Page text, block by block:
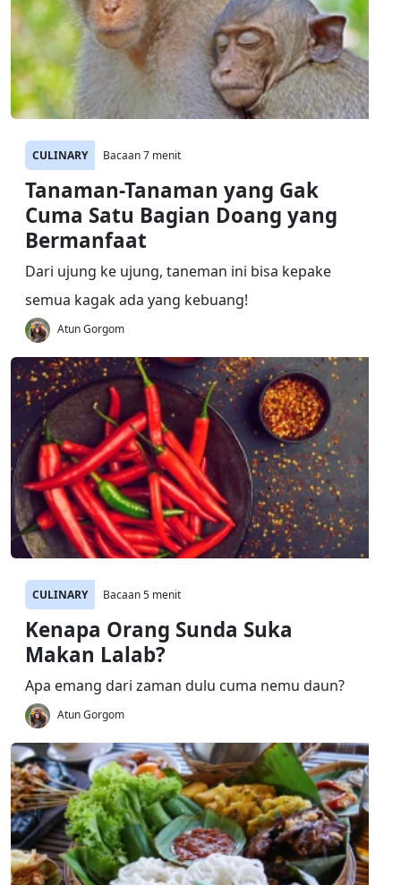
CULINARY Bacaan 7 menit
Tanaman-Tanaman yang Gak
Cuma Satu Bagian Doang yang
Bermanfaat
Dari ujung ke ujung, taneman ini bisa kepake
semua kagak ada yang kebuang!
Atun Gorgom
CULINARY Bacaan 5 menit
Kenapa Orang Sunda Suka
Makan Lalab?
Apa emang dari zaman dulu cuma nemu daun?
Atun Gorgom